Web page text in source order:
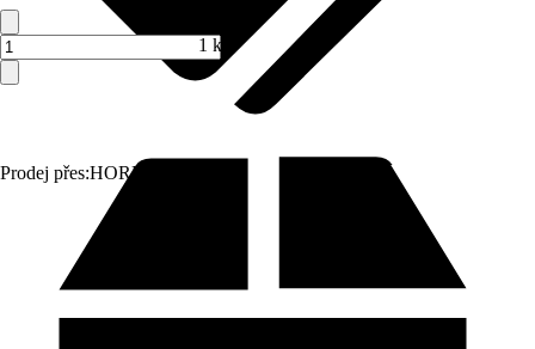
Prodej přes:HORNBACH
1 ks